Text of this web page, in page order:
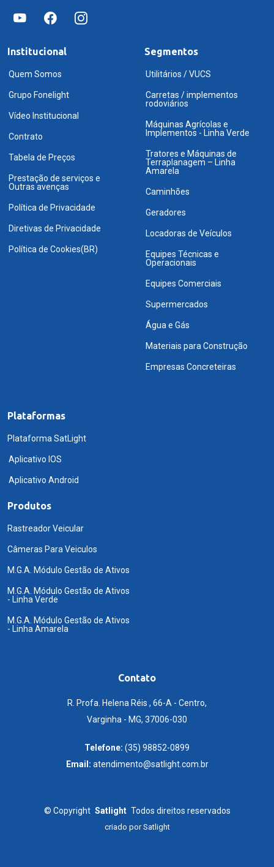
Institucional
Quem Somos
Grupo Fonelight
Vídeo Institucional
Contrato
Tabela de Preços
Prestação de serviços e
Outras avenças
Política de Privacidade
Diretivas de Privacidade
Política de Cookies(BR)
Segmentos
Utilitários / VUCS
Carretas / implementos
rodoviários
Máquinas Agrícolas e
Implementos - Linha Verde
Tratores e Máquinas de
Terraplanagem – Linha
Amarela
Caminhões
Geradores
Locadoras de Veículos
Equipes Técnicas e
Operacionais
Equipes Comerciais
Supermercados
Água e Gás
Materiais para Construção
Empresas Concreteiras
Plataformas
Plataforma SatLight
Aplicativo IOS
Aplicativo Android
Produtos
Rastreador Veicular
Câmeras Para Veiculos
M.G.A. Módulo Gestão de Ativos
M.G.A. Módulo Gestão de Ativos
- Linha Verde
M.G.A. Módulo Gestão de Ativos
- Linha Amarela
Contato
R. Profa. Helena Réis , 66-A - Centro,
Varginha - MG, 37006-030
Telefone: (35) 98852-0899
Email: atendimento@satlight.com.br
© Copyright Satlight Todos direitos reservados
criado porSatlight